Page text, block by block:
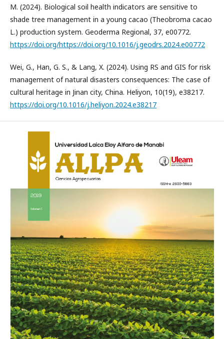
M. (2024). Biological soil health indicators are sensitive to
shade tree management in a young cacao (Theobroma cacao
L.) production system. Geoderma Regional, 37, e00772.
https://doi.org/https://doi.org/10.1016/j.geodrs.2024.e00772
Wei, G., Han, G. S., & Lang, X. (2024). Using RS and GIS for risk
management of natural disasters consequences: The case of
cultural heritage in Jinan city, China. Heliyon, 10(19), e38217.
https://doi.org/10.1016/j.heliyon.2024.e38217